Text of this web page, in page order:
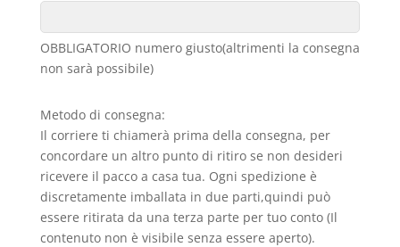
OBBLIGATORIO numero giusto(altrimenti la consegna
non sarà possibile)
Metodo di consegna:
Il corriere ti chiamerà prima della consegna, per
concordare un altro punto di ritiro se non desideri
ricevere il pacco a casa tua. Ogni spedizione è
discretamente imballata in due parti,quindi può
essere ritirata da una terza parte per tuo conto (Il
contenuto non è visibile senza essere aperto).